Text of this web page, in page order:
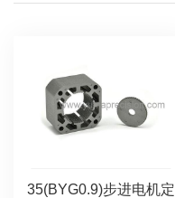
35(BYG0.9)步进电机定